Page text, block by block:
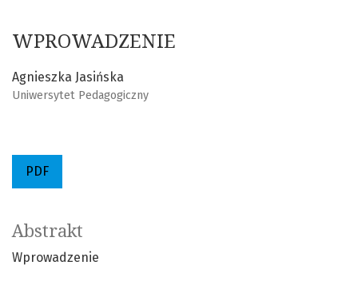
WPROWADZENIE
Agnieszka Jasińska
Uniwersytet Pedagogiczny
PDF
Abstrakt
Wprowadzenie